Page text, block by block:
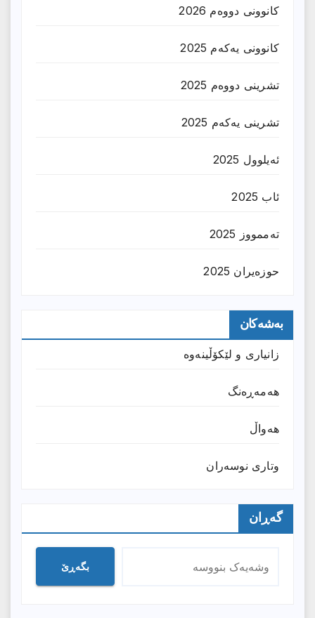
کانوونی دووەم 2026
کانوونی یەکەم 2025
تشرینی دووەم 2025
تشرینی یەکەم 2025
ئەیلوول 2025
ئاب 2025
تەممووز 2025
حوزه‌یران 2025
بەشەکان
زانیارى و لێکۆڵینەوە
هەمەڕەنگ
هەواڵ
وتارى نوسەران
گەڕان
بگەڕێ